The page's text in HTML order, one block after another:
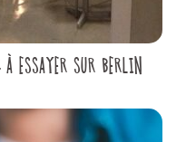
ESSAYER SUR BERLIN